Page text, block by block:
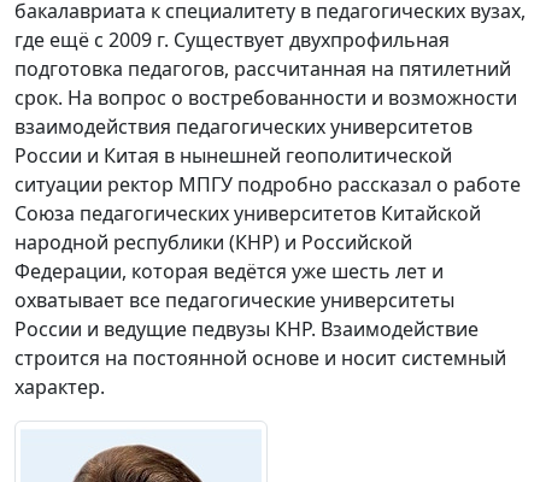
бакалавриата к специалитету в педагогических вузах,
где ещё с 2009 г. Существует двухпрофильная
подготовка педагогов, рассчитанная на пятилетний
срок. На вопрос о востребованности и возможности
взаимодействия педагогических университетов
России и Китая в нынешней геополитической
ситуации ректор МПГУ подробно рассказал о работе
Союза педагогических университетов Китайской
народной республики (КНР) и Российской
Федерации, которая ведётся уже шесть лет и
охватывает все педагогические университеты
России и ведущие педвузы КНР. Взаимодействие
строится на постоянной основе и носит системный
характер.